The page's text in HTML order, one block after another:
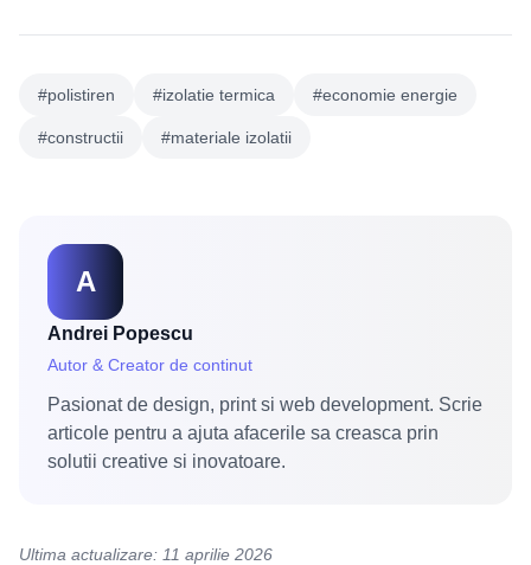
#polistiren #izolatie termica #economie energie
#constructii #materiale izolatii
A
Andrei Popescu
Autor & Creator de continut
Pasionat de design, print si web development. Scrie
articole pentru a ajuta afacerile sa creasca prin
solutii creative si inovatoare.
Ultima actualizare: 11 aprilie 2026